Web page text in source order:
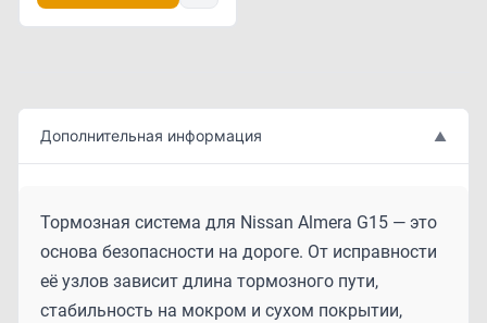
Дополнительная информация ▲
Тормозная система для Nissan Almera G15 — это
основа безопасности на дороге. От исправности
её узлов зависит длина тормозного пути,
стабильность на мокром и сухом покрытии,